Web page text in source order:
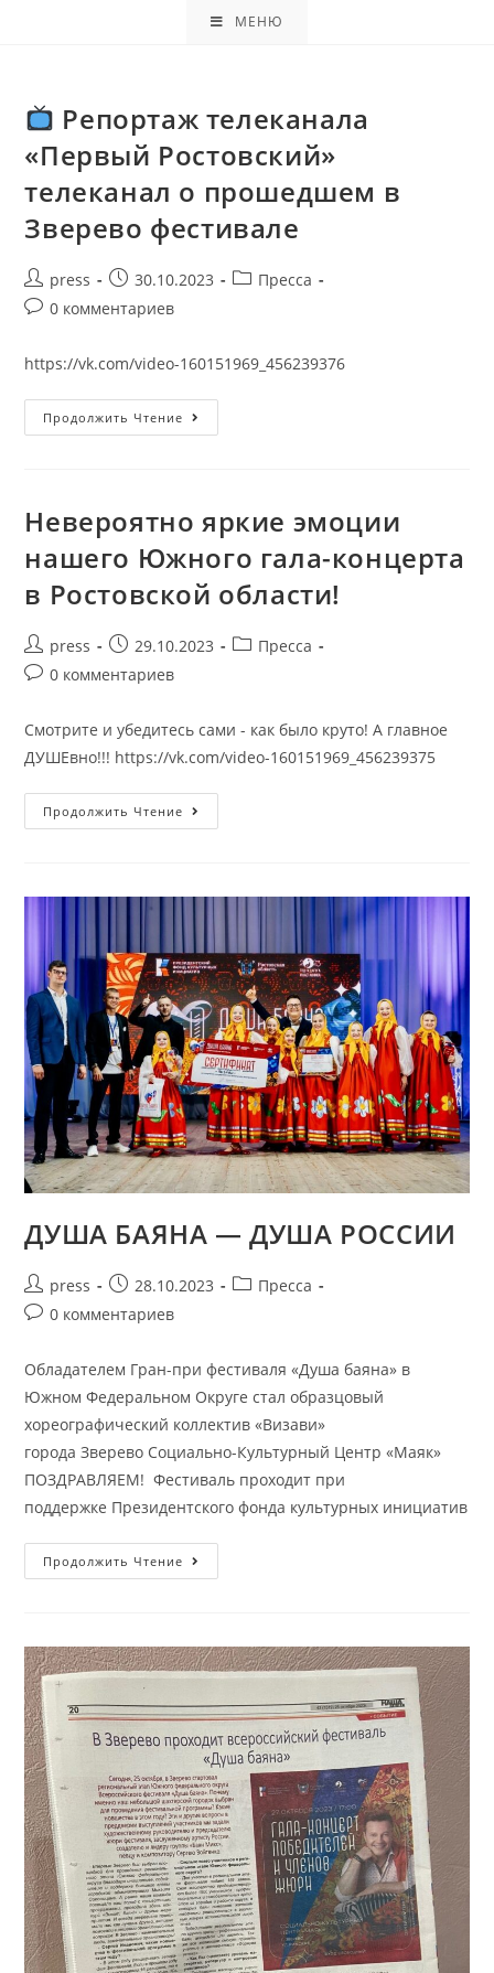
МЕНЮ
Репортаж телеканала
«Первый Ростовский»
телеканал о прошедшем в
Зверево фестивале
press 30.10.2023
Пресса
0 комментариев
https://vk.com/video-160151969_456239376
Продолжить Чтение
Невероятно яркие эмоции
нашего Южного гала-концерта
в Ростовской области!
press 29.10.2023
Пресса
0 комментариев
Смотрите и убедитесь сами - как было круто! А главное
ДУШЕвно!!! https://vk.com/video-160151969_456239375
Продолжить Чтение
ДУША БАЯНА — ДУША РОССИИ
press 28.10.2023
Пресса
0 комментариев
Обладателем Гран-при фестиваля «Душа баяна» в
Южном Федеральном Округе стал образцовый
хореографический коллектив «Визави»
города Зверево Социально-Культурный Центр «Маяк»
ПОЗДРАВЛЯЕМ! Фестиваль проходит при
поддержке Президентского фонда культурных инициатив
Продолжить Чтение